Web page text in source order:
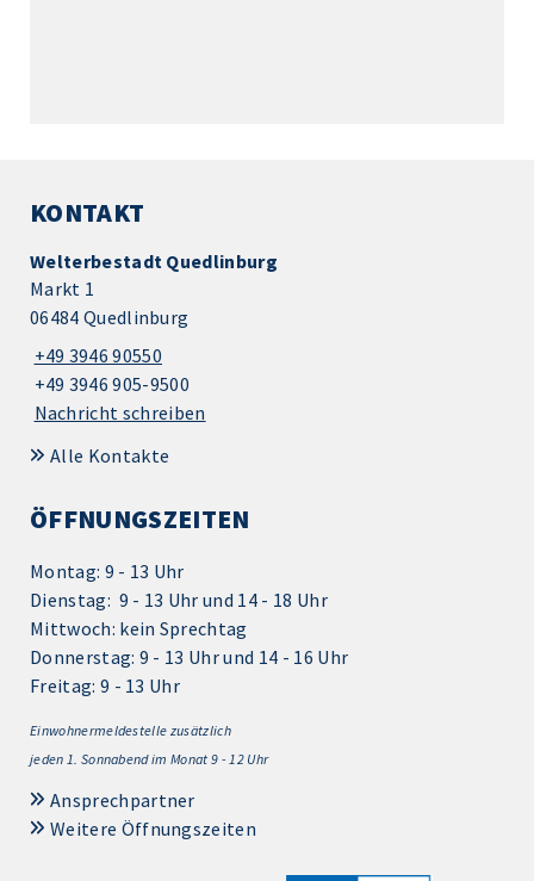
KONTAKT
Welterbestadt Quedlinburg
Markt 1
06484 Quedlinburg
+49 3946 90550
+49 3946 905-9500
Nachricht schreiben
Alle Kontakte
ÖFFNUNGSZEITEN
Montag: 9 - 13 Uhr
Dienstag: 9 - 13 Uhr und 14 - 18 Uhr
Mittwoch: kein Sprechtag
Donnerstag: 9 - 13 Uhr und 14 - 16 Uhr
Freitag: 9 - 13 Uhr
Einwohnermeldestelle zusätzlich
jeden 1. Sonnabend im Monat 9 - 12 Uhr
Ansprechpartner
Weitere Öffnungszeiten